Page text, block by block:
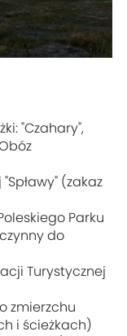
"Czahary",
(zakaz
Parku
do
Turystycznej
zmierzchu
i ścieżkach)